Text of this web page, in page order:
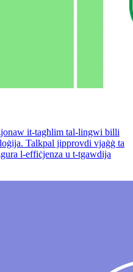
it-tagħlim tal-lingwi billi
Talkpal jipprovdi vjaġġ ta
l-effiċjenza u t-tgawdija